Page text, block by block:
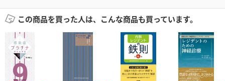
この商品を買った人は、こんな商品も買っています。